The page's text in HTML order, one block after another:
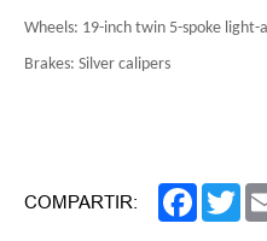
Wheels: 19-inch twin 5-spoke light-
Brakes: Silver calipers
COMPARTIR: